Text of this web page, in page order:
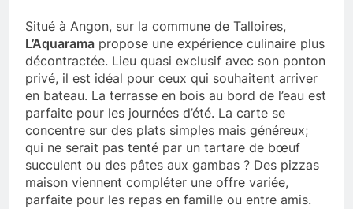
Situé à Angon, sur la commune de Talloires,
L’Aquarama propose une expérience culinaire plus
décontractée. Lieu quasi exclusif avec son ponton
privé, il est idéal pour ceux qui souhaitent arriver
en bateau. La terrasse en bois au bord de l’eau est
parfaite pour les journées d’été. La carte se
concentre sur des plats simples mais généreux;
qui ne serait pas tenté par un tartare de bœuf
succulent ou des pâtes aux gambas ? Des pizzas
maison viennent compléter une offre variée,
parfaite pour les repas en famille ou entre amis.